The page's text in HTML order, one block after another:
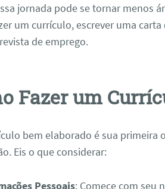
jornada pode se tornar menos
um currículo, escrever uma
de emprego.
Fazer um
bem elaborado é sua primeira
Eis o que considerar:
Pessoais: Comece com seu